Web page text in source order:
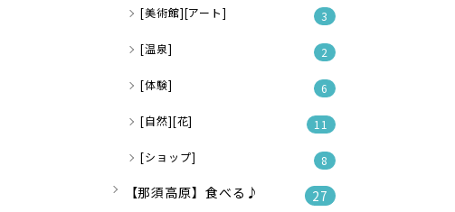
[美術館][アート] 3
[温泉] 2
[体験] 6
[自然][花] 11
[ショップ] 8
【那須高原】食べる♪ 27